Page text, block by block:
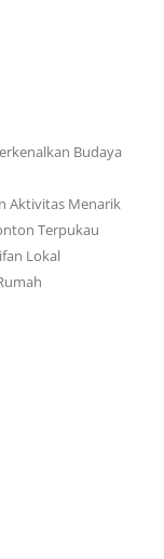
Budaya
Aktivitas Menarik
Terpukau
Lokal